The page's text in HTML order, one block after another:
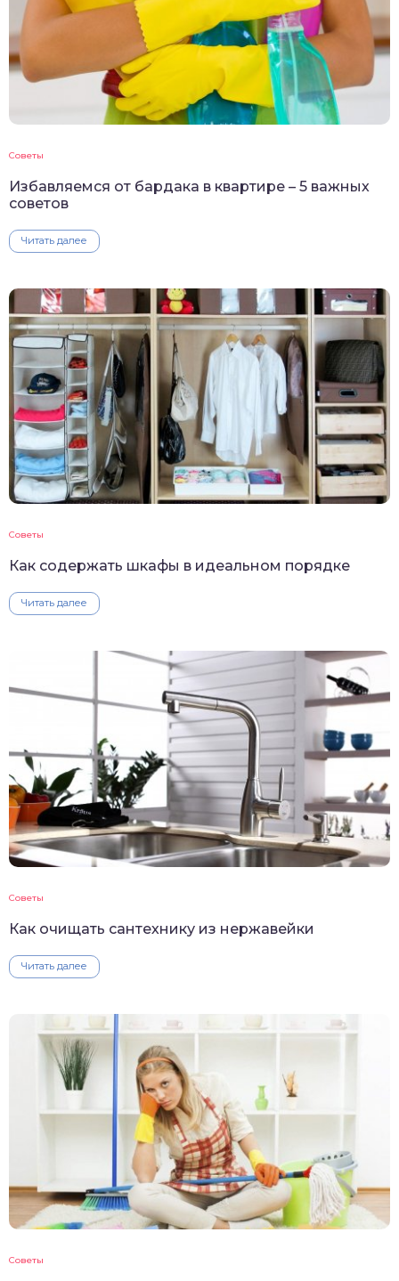
Советы
Избавляемся от бардака в квартире – 5 важных
советов
Читать далее
Советы
Как содержать шкафы в идеальном порядке
Читать далее
Советы
Как очищать сантехнику из нержавейки
Читать далее
Советы